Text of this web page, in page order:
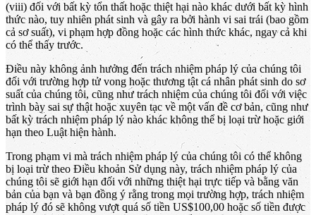
(viii) đối với bất kỳ tổn thất hoặc thiệt hại nào khác dưới bất kỳ hình
thức nào, tuy nhiên phát sinh và gây ra bởi hành vi sai trái (bao gồm
cả sơ suất), vi phạm hợp đồng hoặc các hình thức khác, ngay cả khi
có thể thấy trước.
Điều này không ảnh hưởng đến trách nhiệm pháp lý của chúng tôi
đối với trường hợp tử vong hoặc thương tật cá nhân phát sinh do sơ
suất của chúng tôi, cũng như trách nhiệm của chúng tôi đối với việc
trình bày sai sự thật hoặc xuyên tạc về một vấn đề cơ bản, cũng như
bất kỳ trách nhiệm pháp lý nào khác không thể bị loại trừ hoặc giới
hạn theo Luật hiện hành.
Trong phạm vi mà trách nhiệm pháp lý của chúng tôi có thể không
bị loại trừ theo Điều khoản Sử dụng này, trách nhiệm pháp lý của
chúng tôi sẽ giới hạn đối với những thiệt hại trực tiếp và bằng văn
bản của bạn và bạn đồng ý rằng trong mọi trường hợp, trách nhiệm
pháp lý đó sẽ không vượt quá số tiền US$100,00 hoặc số tiền được